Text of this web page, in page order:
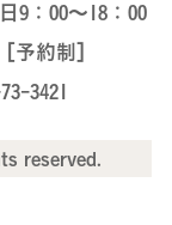
9：00～18：00
予約制］
3421
reserved.